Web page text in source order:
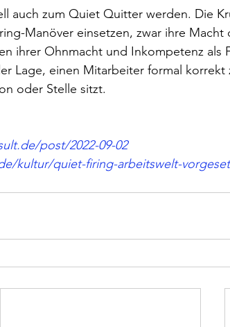
auch zum Quiet Quitter werden. Die
Manöver einsetzen, zwar ihre
ihrer Ohnmacht und Inkompetenz als
Lage, einen Mitarbeiter formal korrekt
oder Stelle sitzt.
post/2022-09-02
kultur/quiet-firing-arbeitswelt-